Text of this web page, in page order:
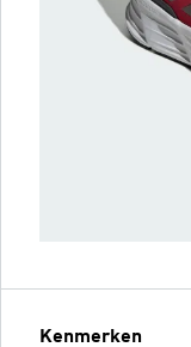
Kenmerken